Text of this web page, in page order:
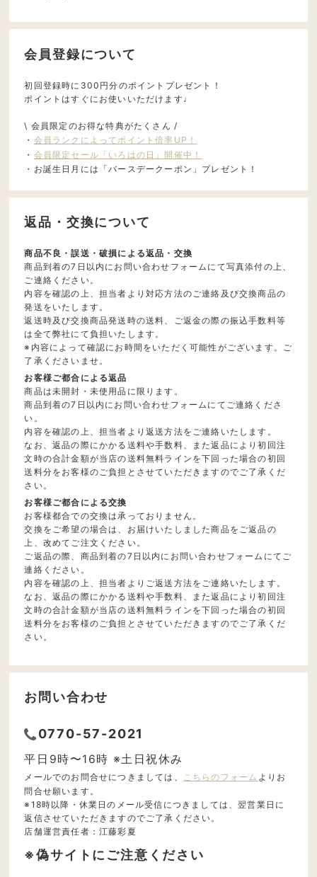
会員登録について
初回登録時に300円分のポイントプレゼント！
ポイントはすぐにお使いいただけます♩
\ 会員限定のお得な特典がたくさん /
・ 会員ランクによってポイント倍率UP！
・ 会員限定セール「いろはの日」開催中！
・お誕生日月には「バースデークーポン」プレゼント！
返品・交換について
商品不良・誤送・破損による返品・交換
商品到着の7日以内にお問い合わせフォームにて写真添付の上、
ご連絡ください。
内容を確認の上、担当者より対応方法のご連絡及び交換商品の
発送をいたします。
返送時及び交換商品発送時の送料、ご返金の際の振込手数料等
は全て弊社にて負担いたします。
※内容によって確認にお時間をいただく可能性がございます。ご
了承くださいませ。
お客様ご都合による返品
商品は未開封・未使用品に限ります。
商品到着の7日以内にお問い合わせフォームにてご連絡くださ
い。
内容を確認の上、担当者より返送方法をご連絡いたします。
なお、返品の際にかかる送料や手数料、また返品により初回注
文時の合計金額が当店の送料無料ラインを下回った場合の初回
送料分をお客様のご負担とさせていただきますのでご了承くだ
さい。
お客様ご都合による交換
お客様都合での交換は承っておりません。
交換をご希望の場合は、お届けいたしました商品をご返品の
上、改めてご注文ください。
ご返品の際、商品到着の7日以内にお問い合わせフォームにてご
連絡ください。
内容を確認の上、担当者よりご返送方法をご連絡いたします。
なお、返品の際にかかる送料や手数料、また返品により初回注
文時の合計金額が当店の送料無料ラインを下回った場合の初回
送料分をお客様のご負担とさせていただきますのでご了承くだ
さい。
お問い合わせ
0770-57-2021
平日9時〜16時 ※土日祝休み
メールでのお問合せにつきましては、 こちらのフォーム よりお
問合せ願います。
※18時以降・休業日のメール受信につきましては、翌営業日に
返信させていただきますのでご了承ください。
店舗運営責任者：江藤彩夏
※偽サイトにご注意ください